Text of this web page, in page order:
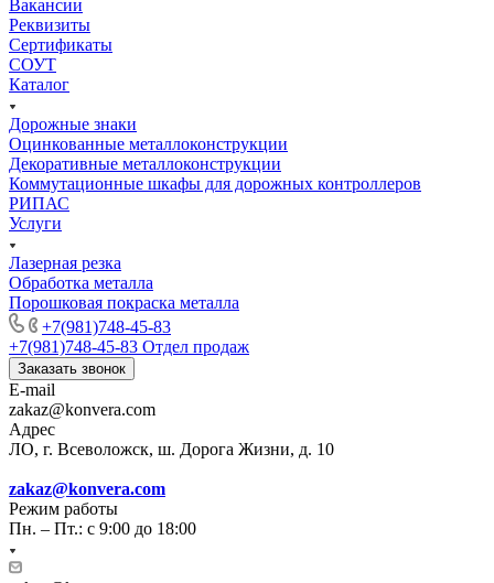
Вакансии
Реквизиты
Сертификаты
СОУТ
Каталог
Дорожные знаки
Оцинкованные металлоконструкции
Декоративные металлоконструкции
Коммутационные шкафы для дорожных контроллеров
РИПАС
Услуги
Лазерная резка
Обработка металла
Порошковая покраска металла
+7(981)748-45-83
+7(981)748-45-83 Отдел продаж
Заказать звонок
E-mail
zakaz@konvera.com
Адрес
ЛО, г. Всеволожск, ш. Дорога Жизни, д. 10
zakaz@konvera.com
Режим работы
Пн. – Пт.: с 9:00 до 18:00